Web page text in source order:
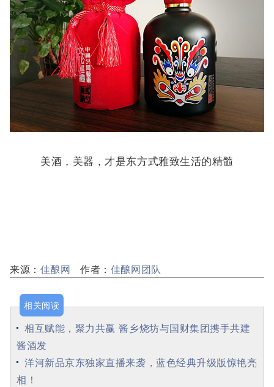
美酒，美器，才是东方式雅致生活的精髓
来源： 佳酿网 作者： 佳酿网团队
相关阅读
相互赋能，聚力共赢 酱乡烧坊与国财集团携手共建
酱酒发
洋河新品京东独家直播来袭，蓝色经典升级版惊艳亮
相！